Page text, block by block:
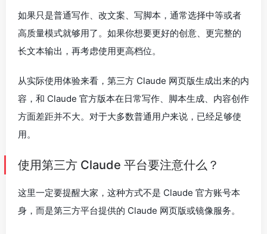
如果只是普通写作、改文案、写脚本，通常选择中等或者
高质量模式就够用了。如果你想要更好的创意、更完整的
长文本输出，再考虑使用更高档位。
从实际使用体验来看，第三方 Claude 网页版生成出来的内
容，和 Claude 官方版本在日常写作、脚本生成、内容创作
方面差距并不大。对于大多数普通用户来说，已经足够使
用。
使用第三方 Claude 平台要注意什么？
这里一定要提醒大家，这种方式不是 Claude 官方账号本
身，而是第三方平台提供的 Claude 网页版或镜像服务。